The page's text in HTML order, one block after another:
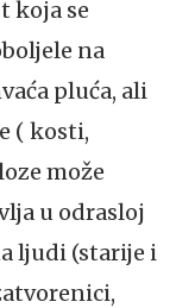
koja se
na
pluća, ali
( kosti,
može
u odrasloj
ljudi (starije i